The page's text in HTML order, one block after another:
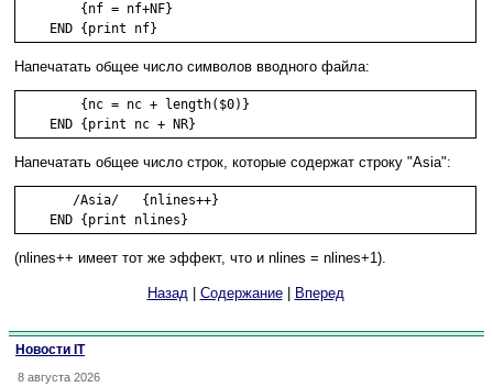
        {nf = nf+NF}
    END {print nf}
Напечатать общее число символов вводного файла:
        {nc = nc + length($0)}
    END {print nc + NR}
Напечатать общее число строк, которые содержат строку "Asia":
       /Asia/   {nlines++}
    END {print nlines}
(nlines++ имеет тот же эффект, что и nlines = nlines+1).
Назад| Содержание| Вперед
Новости IT
8 августа 2026